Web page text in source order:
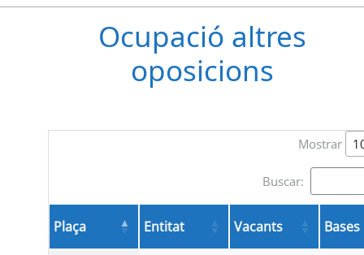
Ocupació altres
oposicions
Mostrar
Buscar:
Plaça Entitat Vacants Bases